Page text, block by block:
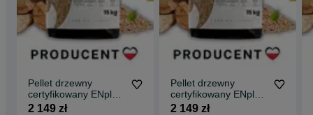
Pellet drzewny
certyfikowany ENplus
A1 Producent
2 149 zł
Pellet drzewny
certyfikowany ENplus
A1 Producent
2 149 zł